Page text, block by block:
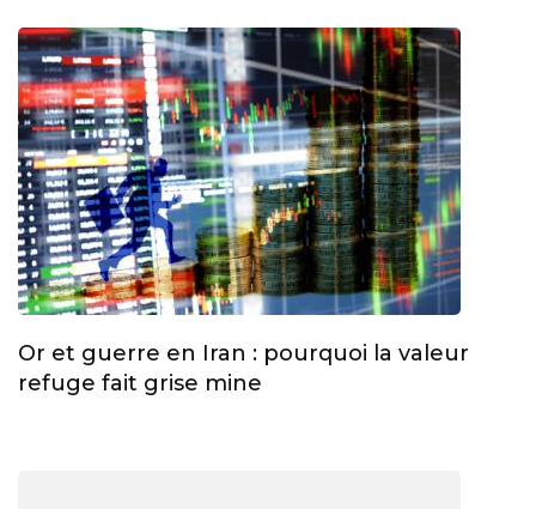
Or et guerre en Iran : pourquoi la valeur
refuge fait grise mine